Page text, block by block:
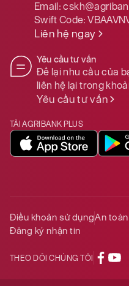
Email:
Swift Code:
Liên hệ ngay
Yêu cầu tư vấn
Để lại nhu cầu của
liên hệ lại trong
Yêu cầu tư vấn
TẢI AGRIBANK PLUS
Điều khoản sử dụngAn
Đăng ký nhận tin
THEO DÕI CHÚNG TÔI